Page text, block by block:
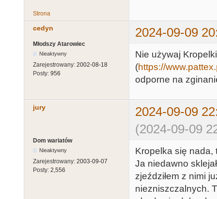
Strona
cedyn 2024-09-09
Młodszy Atarowiec
Nieaktywny
Zarejestrowany: 2002-08-18
Posty: 956
Nie używaj
(https://
odporne na
jury
2024-09-09
(2024-09-09
Dom wariatów
Nieaktywny
Zarejestrowany: 2003-09-07
Posty: 2,556
Kropelka się nada,
Ja niedawno
zjeździłem z nimi
niezniszczalnych.